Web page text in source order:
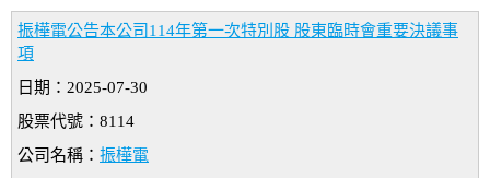
振樺電公告本公司114年第一次特別股 股東臨時會重要決議事
項
日期：2025-07-30
股票代號：8114
公司名稱： 振樺電